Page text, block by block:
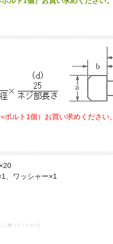
ルト1個）お買い求めください。
ワッシャー×1
ん機 トラックター】